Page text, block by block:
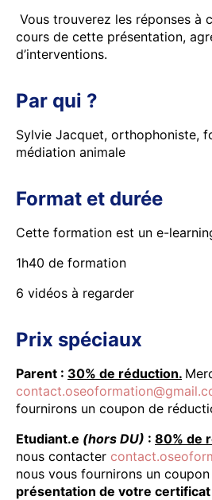
Vous trouverez les réponses à
cours de cette présentation,
d’interventions.
Par qui ?
Sylvie Jacquet, orthophoniste,
médiation animale
Format et durée
Cette formation est un e-
1h40 de formation
6 vidéos à regarder
Prix spéciaux
Parent : 30% de réduction.
fournirons un coupon de
Etudiant.e (hors DU) : 80% de
nous contacter
nous vous fournirons un
présentation de votre